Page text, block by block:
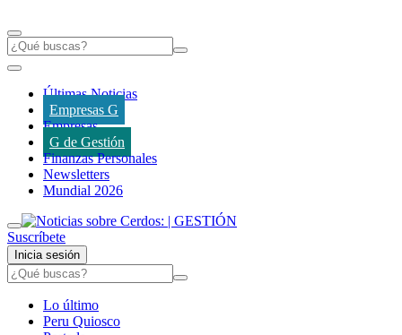
Últimas Noticias
Empresas G
Empresas
G de Gestión
Finanzas Personales
Newsletters
Mundial 2026
Suscríbete
Inicia sesión
Lo último
Peru Quiosco